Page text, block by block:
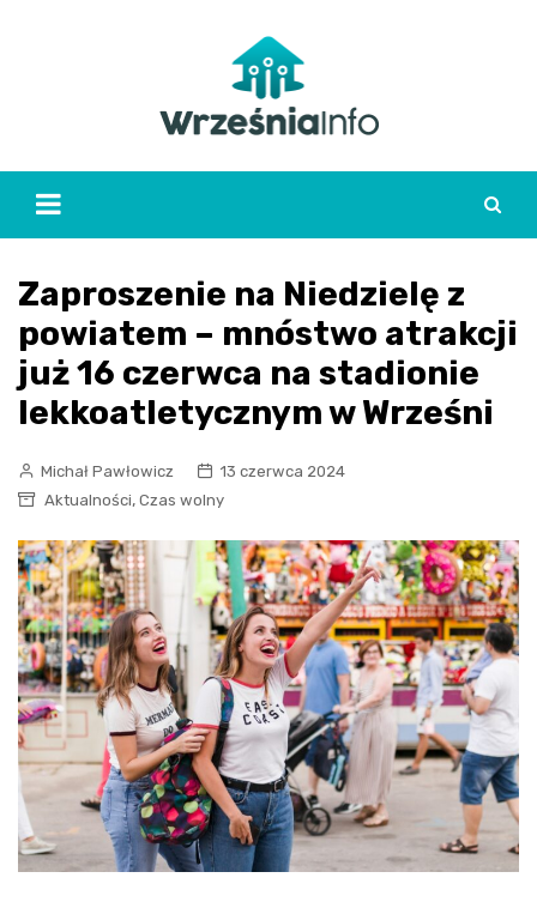
Zaproszenie na Niedzielę z
powiatem – mnóstwo atrakcji
już 16 czerwca na stadionie
lekkoatletycznym w Wrześni
Michał Pawłowicz
13 czerwca 2024
Aktualności, Czas wolny